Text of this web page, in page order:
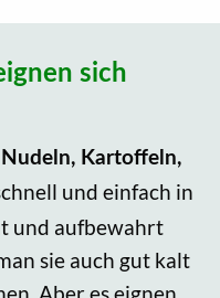
sich
Kartoffeln,
und einfach in
und aufbewahrt
sie auch gut kalt